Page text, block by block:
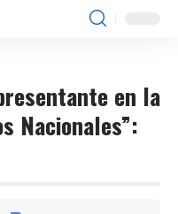
en la
Nacionales”: